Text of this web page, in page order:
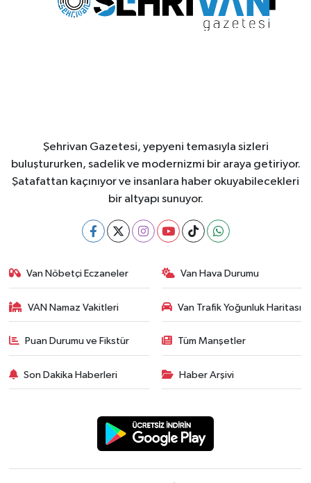
Şehrivan Gazetesi, yepyeni temasıyla sizleri
buluştururken, sadelik ve modernizmi bir araya getiriyor.
Şatafattan kaçınıyor ve insanlara haber okuyabilecekleri
bir altyapı sunuyor.
Van Nöbetçi Eczaneler Van Hava Durumu
VAN Namaz Vakitleri Van Trafik Yoğunluk Haritası
Puan Durumu ve Fikstür Tüm Manşetler
Son Dakika Haberleri Haber Arşivi